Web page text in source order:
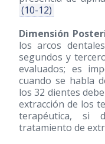
(10-12)
Dimensión
los arcos
segundos y
evaluados; es
cuando se habla
los 32 dientes
extracción de los
terapéutica, si
tratamiento de